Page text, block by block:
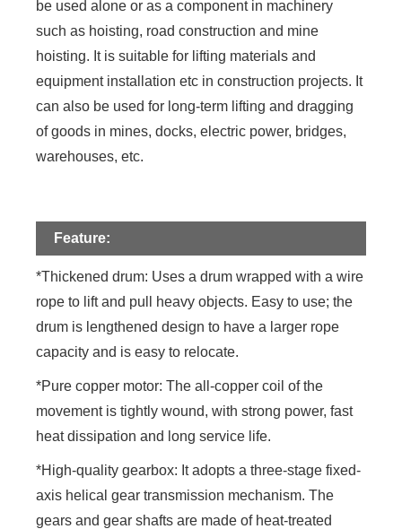
be used alone or as a component in machinery
such as hoisting, road construction and mine
hoisting. It is suitable for lifting materials and
equipment installation etc in construction projects. It
can also be used for long-term lifting and dragging
of goods in mines, docks, electric power, bridges,
warehouses, etc.
Feature:
*Thickened drum: Uses a drum wrapped with a wire
rope to lift and pull heavy objects. Easy to use; the
drum is lengthened design to have a larger rope
capacity and is easy to relocate.
*Pure copper motor: The all-copper coil of the
movement is tightly wound, with strong power, fast
heat dissipation and long service life.
*High-quality gearbox: It adopts a three-stage fixed-
axis helical gear transmission mechanism. The
gears and gear shafts are made of heat-treated